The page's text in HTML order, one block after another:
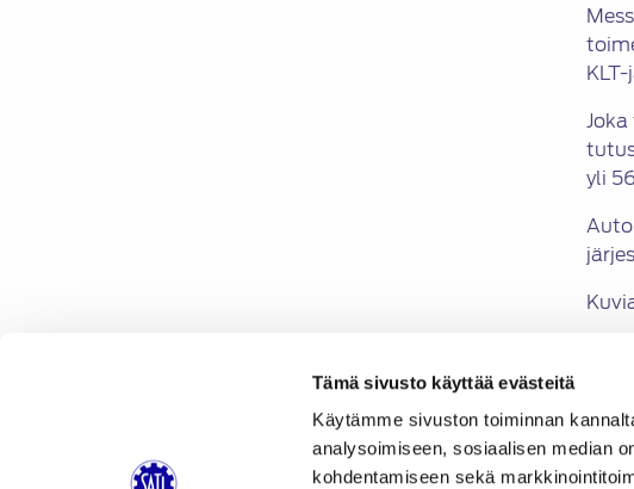
Tämä sivusto käyttää evästeitä
Käytämme sivuston toiminnan
analysoimiseen, sosiaalisen median
kohdentamiseen sekä
yli